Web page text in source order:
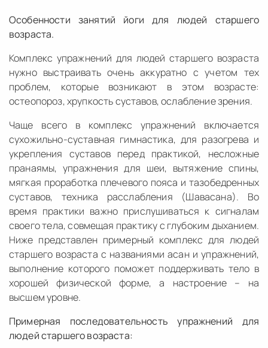
Особенности занятий йоги для людей старшего
возраста.
Комплекс упражнений для людей старшего возраста
нужно выстраивать очень аккуратно с учетом тех
проблем, которые возникают в этом возрасте:
остеопороз, хрупкость суставов, ослабление зрения.
Чаще всего в комплекс упражнений включается
сухожильно-суставная гимнастика, для разогрева и
укрепления суставов перед практикой, несложные
пранаямы, упражнения для шеи, вытяжение спины,
мягкая проработка плечевого пояса и тазобедренных
суставов, техника расслабления (Шавасана). Во
время практики важно прислушиваться к сигналам
своего тела, совмещая практику с глубоким дыханием.
Ниже представлен примерный комплекс для людей
старшего возраста с названиями асан и упражнений,
выполнение которого поможет поддерживать тело в
хорошей физической форме, а настроение – на
высшем уровне.
Примерная последовательность упражнений для
людей старшего возраста: